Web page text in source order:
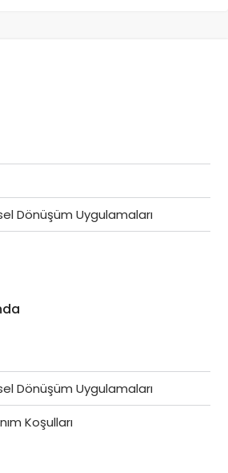
Dönüşüm Uygulamaları
Dönüşüm Uygulamaları
Koşulları